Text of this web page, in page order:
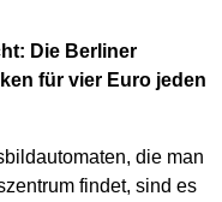
Die Berliner
für vier Euro jeden
die man
findet, sind es